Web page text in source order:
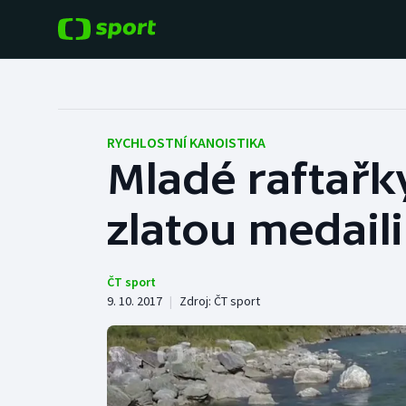
Hokej
Tenis
Cyklistika
Baseball a softbal
Basketbal
Boby a skeleton
Box
RYCHLOSTNÍ KANOISTIKA
Mladé
zlatou medaili
ČT sport
9. 10. 2017 | Zdroj: ČT sport